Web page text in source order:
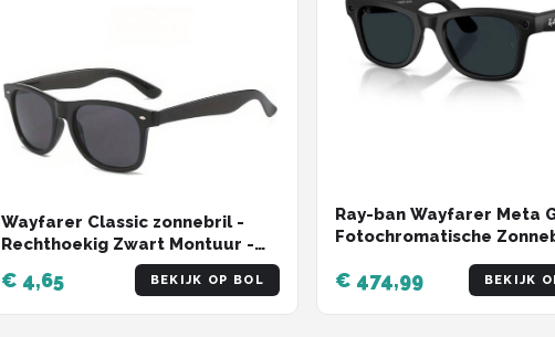
Wayfarer Classic zonnebril -
Rechthoekig Zwart Montuur -
Zwarte Glazen - Bril Hipster
Vintage Retro Dames Heren
Vierkant Rechthoekige Classic |
€ 4,65 BEKIJK OP BOL
Ray-ban Wayfarer Meta
Fotochromatische
/ 53 Man,Vrouw
€ 474,99 BEKIJK